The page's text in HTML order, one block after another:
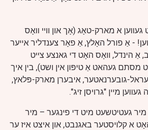
א מארק-טאָג (אָך און וויי וואָס
- אַ פורל האָלץ, אַ פאָר צענדליר אייער
אַ הינדל, וואָס האָט די גאנצע צייט
געהאט אַ טיפּון אין ושט), בין איך
גובערנאטער, איבערן מארק-פּלאץ,
מיין "גרויסן זיג".
געטיטשעט מיט די פינגער – מיר
א קלויסטער באגנבט, און איצט איז ער